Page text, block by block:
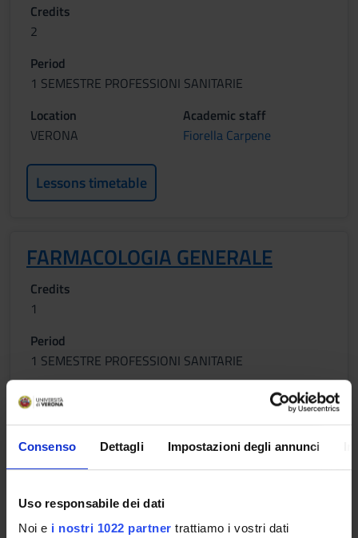
Consenso Dettagli Impostazioni degli annunci
Uso responsabile dei dati
Noi e i nostri 1022 partner trattiamo i vostri dati
Credits
2
Period
1 SEMESTRE PROFESSIONI SANITARIE
Location
VERONA
Academic staff
Fiorella Carpene
Lessons timetable
FARMACOLOGIA GENERALE
Credits
1
Period
1 SEMESTRE PROFESSIONI SANITARIE
Location
VERONA
Ylenia Ingrasciotta
Lessons timetable